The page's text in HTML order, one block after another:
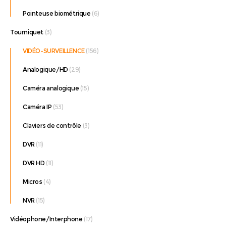
Pointeuse biométrique (6)
Tourniquet (3)
VIDÉO-SURVEILLENCE (156)
Analogique/HD (29)
Caméra analogique (15)
Caméra IP (53)
Claviers de contrôle (3)
DVR (11)
DVR HD (11)
Micros (4)
NVR (15)
Vidéophone/Interphone (17)